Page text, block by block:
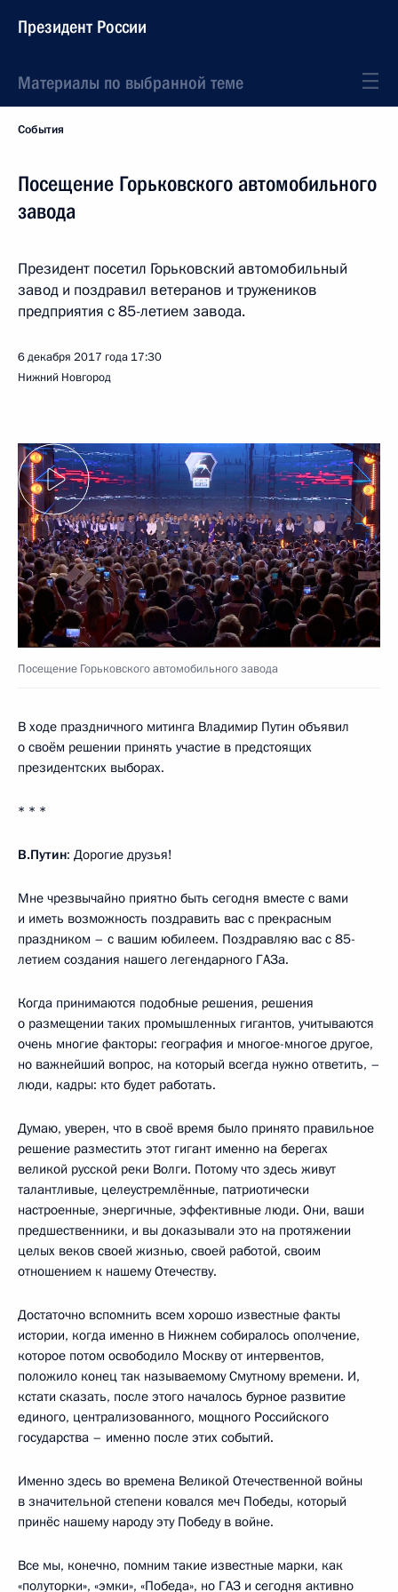
Президент России
Материалы по выбранной теме
События
Посещение Горьковского автомобильного
завода
Президент посетил Горьковский автомобильный
завод и поздравил ветеранов и тружеников
предприятия с 85-летием завода.
6 декабря 2017 года 17:30
Нижний Новгород
Посещение Горьковского автомобильного завода
В ходе праздничного митинга Владимир Путин объявил
о своём решении принять участие в предстоящих
президентских выборах.
* * *
В.Путин: Дорогие друзья!
Мне чрезвычайно приятно быть сегодня вместе с вами
и иметь возможность поздравить вас с прекрасным
праздником – с вашим юбилеем. Поздравляю вас с 85-
летием создания нашего легендарного ГАЗа.
Когда принимаются подобные решения, решения
о размещении таких промышленных гигантов, учитываются
очень многие факторы: география и многое-многое другое,
но важнейший вопрос, на который всегда нужно ответить, –
люди, кадры: кто будет работать.
Думаю, уверен, что в своё время было принято правильное
решение разместить этот гигант именно на берегах
великой русской реки Волги. Потому что здесь живут
талантливые, целеустремлённые, патриотически
настроенные, энергичные, эффективные люди. Они, ваши
предшественники, и вы доказывали это на протяжении
целых веков своей жизнью, своей работой, своим
отношением к нашему Отечеству.
Достаточно вспомнить всем хорошо известные факты
истории, когда именно в Нижнем собиралось ополчение,
которое потом освободило Москву от интервентов,
положило конец так называемому Смутному времени. И,
кстати сказать, после этого началось бурное развитие
единого, централизованного, мощного Российского
государства – именно после этих событий.
Именно здесь во времена Великой Отечественной войны
в значительной степени ковался меч Победы, который
принёс нашему народу эту Победу в войне.
Все мы, конечно, помним такие известные марки, как
«полуторки», «эмки», «Победа», но ГАЗ и сегодня активно